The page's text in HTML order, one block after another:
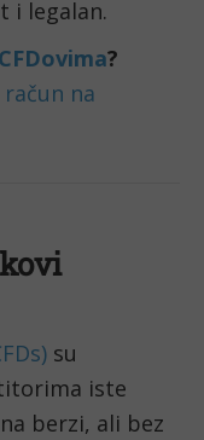
i legalan.
na
su
iste
berzi, ali bez